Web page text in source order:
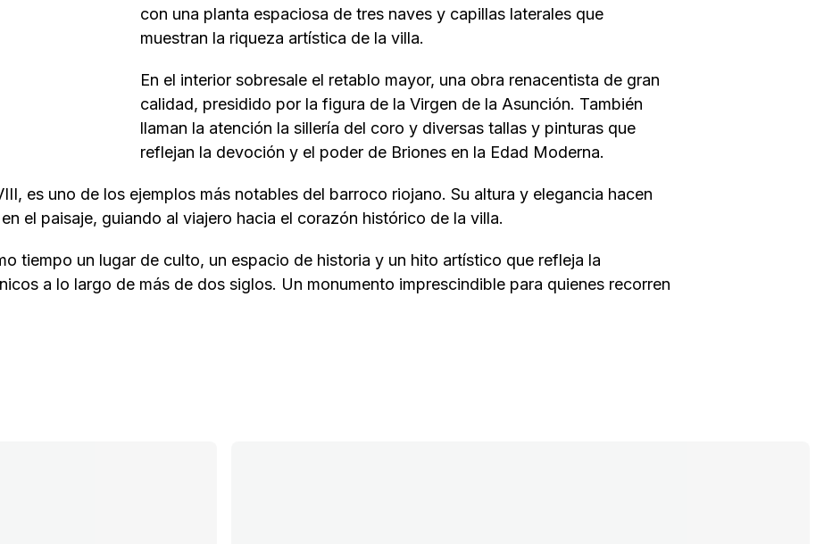
con una planta espaciosa de tres naves y capillas laterales que
muestran la riqueza artística de la villa.
En el interior sobresale el retablo mayor, una obra renacentista de gran
calidad, presidido por la figura de la Virgen de la Asunción. También
llaman la atención la sillería del coro y diversas tallas y pinturas que
reflejan la devoción y el poder de Briones en la Edad Moderna.
es uno de los ejemplos más notables del barroco riojano. Su altura y elegancia hacen
el paisaje, guiando al viajero hacia el corazón histórico de la villa.
tiempo un lugar de culto, un espacio de historia y un hito artístico que refleja la
a lo largo de más de dos siglos. Un monumento imprescindible para quienes recorren